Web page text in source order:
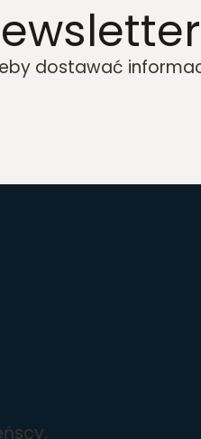
dostawać